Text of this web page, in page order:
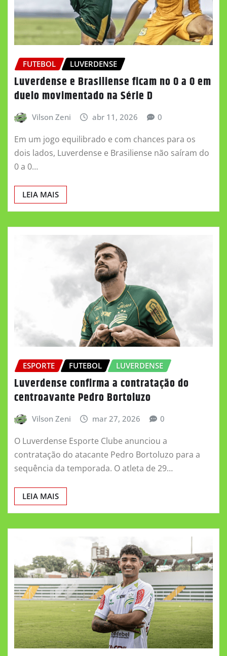
FUTEBOL LUVERDENSE
Luverdense e Brasiliense ficam no 0 a 0 em
duelo movimentado na Série D
Vilson Zeni abr 11, 2026 0
Em um jogo equilibrado e com chances para os
dois lados, Luverdense e Brasiliense não saíram do
0 a 0…
LEIA MAIS
ESPORTE FUTEBOL LUVERDENSE
Luverdense confirma a contratação do
centroavante Pedro Bortoluzo
Vilson Zeni mar 27, 2026 0
O Luverdense Esporte Clube anunciou a
contratação do atacante Pedro Bortoluzo para a
sequência da temporada. O atleta de 29…
LEIA MAIS